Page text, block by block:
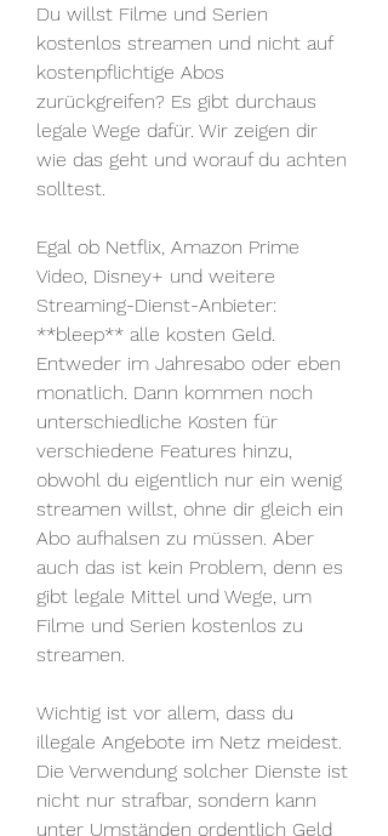
Du willst Filme und Serien
kostenlos streamen und nicht auf
kostenpflichtige Abos
zurückgreifen? Es gibt durchaus
legale Wege dafür. Wir zeigen dir
wie das geht und worauf du achten
solltest.
Egal ob Netflix, Amazon Prime
Video, Disney+ und weitere
Streaming-Dienst-Anbieter:
**bleep** alle kosten Geld.
Entweder im Jahresabo oder eben
monatlich. Dann kommen noch
unterschiedliche Kosten für
verschiedene Features hinzu,
obwohl du eigentlich nur ein wenig
streamen willst, ohne dir gleich ein
Abo aufhalsen zu müssen. Aber
auch das ist kein Problem, denn es
gibt legale Mittel und Wege, um
Filme und Serien kostenlos zu
streamen.
Wichtig ist vor allem, dass du
illegale Angebote im Netz meidest.
Die Verwendung solcher Dienste ist
nicht nur strafbar, sondern kann
unter Umständen ordentlich Geld